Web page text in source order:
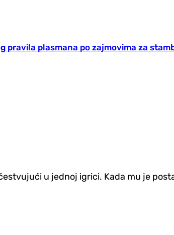
pravila plasmana po zajmovima za
u jednoj igrici. Kada mu je